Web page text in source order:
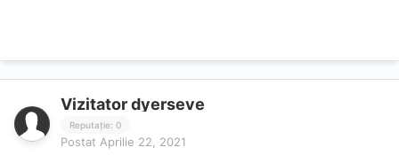
Vizitator dyerseve
Reputație: 0
Postat Aprilie 22, 2021